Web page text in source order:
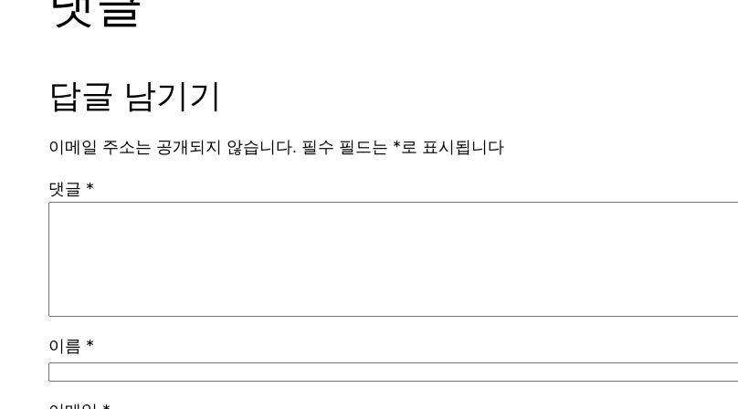
답글 남기기
이메일 주소는 공개되지 않습니다. 필수 필드는 *로 표시됩니다
댓글 *
이름 *